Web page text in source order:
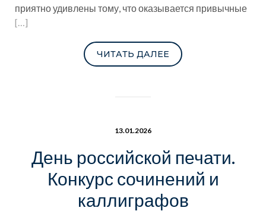
приятно удивлены тому, что оказывается привычные
[…]
ЧИТАТЬ ДАЛЕЕ
13.01.2026
День российской печати.
Конкурс сочинений и
каллиграфов